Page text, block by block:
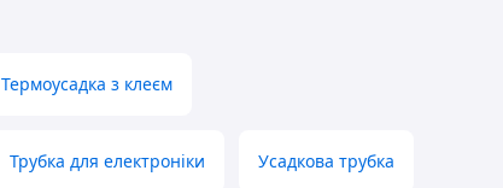
Термоусадка з клеєм
Трубка для електроніки Усадкова трубка